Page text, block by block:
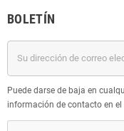
BOLETÍN
Puede darse de baja en
información de contacto en el